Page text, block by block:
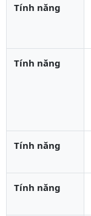
Tính năng
Tính năng
Tính năng
Tính năng